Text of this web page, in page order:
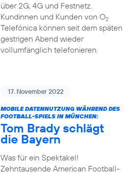
über 2G, 4G und Festnetz.
Kundinnen und Kunden von O2
Telefónica können seit dem späten
gestrigen Abend wieder
vollumfänglich telefonieren.
17. November 2022
MOBILE DATENNUTZUNG WÄHREND DES
FOOTBALL-SPIELS IN MÜNCHEN:
Tom Brady schlägt
die Bayern
Was für ein Spektakel!
Zehntausende American Football-